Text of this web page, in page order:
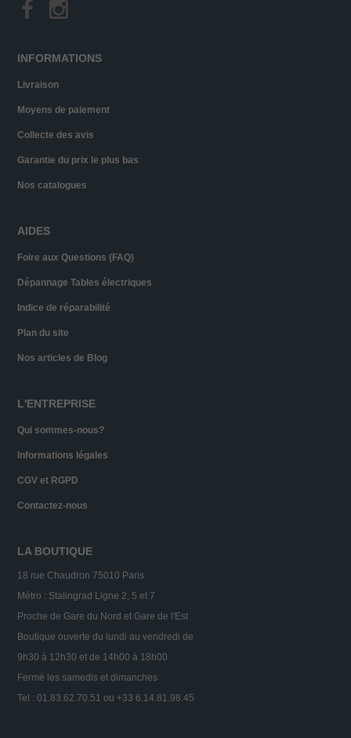
INFORMATIONS
Livraison
Moyens de paiement
Collecte des avis
Garantie du prix le plus bas
Nos catalogues
AIDES
Foire aux Questions (FAQ)
Dépannage Tables électriques
Indice de réparabilité
Plan du site
Nos articles de Blog
L'ENTREPRISE
Qui sommes-nous?
Informations légales
CGV et RGPD
Contactez-nous
LA BOUTIQUE
18 rue Chaudron 75010 Paris
Métro : Stalingrad Ligne 2, 5 et 7
Proche de Gare du Nord et Gare de l'Est
Boutique ouverte du lundi au vendredi de
9h30 à 12h30 et de 14h00 à 18h00
Fermé les samedis et dimanches
Tel : 01.83.62.70.51 ou +33 6.14.81.98.45